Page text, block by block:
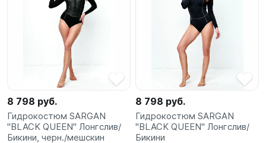
Подарочные
Акции
8 798 руб.
Гидрокостюм SARGAN
"BLACK QUEEN" Лонгслив/
Бикини, черн./мешскин
8 798 руб.
Гидрокостюм SARGAN
"BLACK QUEEN" Лонгслив/
Бикини